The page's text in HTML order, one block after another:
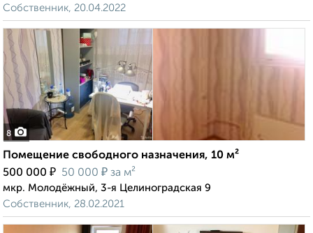
Собственник, 20.04.2022
8
Помещение свободного назначения, 10 м²
500 000 ₽ 50 000 ₽ за м²
мкр. Молодёжный, 3-я Целиноградская 9
Собственник, 28.02.2021